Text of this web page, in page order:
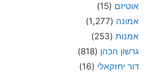
אוטיזם (15)
אמונה (1,277)
אמנות (253)
גרשון הכהן (818)
דור יחזקאלי (16)